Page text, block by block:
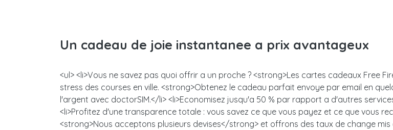
Un cadeau de joie instantanee a prix avantageux
<ul> <li>Vous ne savez pas quoi offrir a un proche ? <strong>Les cartes cadeaux Free
stress des courses en ville. <strong>Obtenez le cadeau parfait envoye par email en
l'argent avec doctorSIM.</li> <li>Economisez jusqu'a 50 % par rapport a d'autres
<li>Profitez d'une transparence totale : vous savez ce que vous payez et ce que vous
<strong>Nous acceptons plusieurs devises</strong> et offrons des taux de change